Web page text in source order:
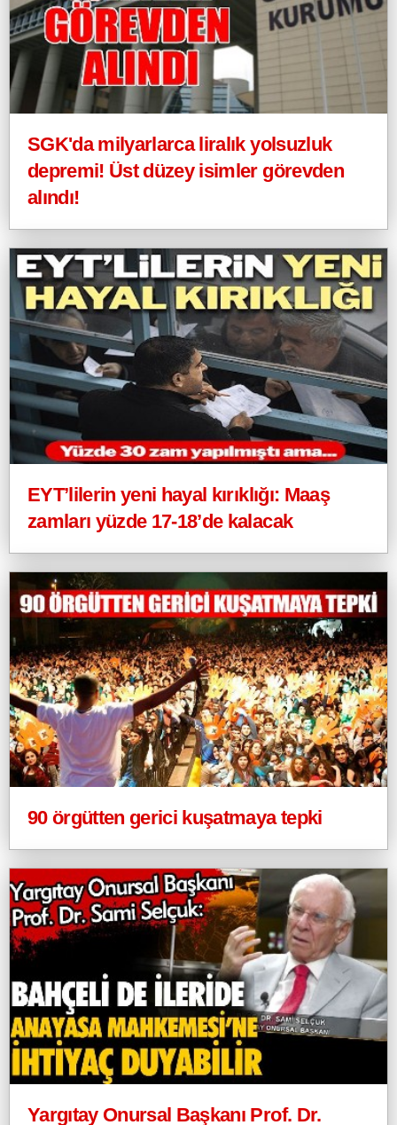
SGK'da milyarlarca liralık yolsuzluk
depremi! Üst düzey isimler görevden
alındı!
EYT’lilerin yeni hayal kırıklığı: Maaş
zamları yüzde 17-18’de kalacak
90 örgütten gerici kuşatmaya tepki
Yargıtay Onursal Başkanı Prof. Dr.